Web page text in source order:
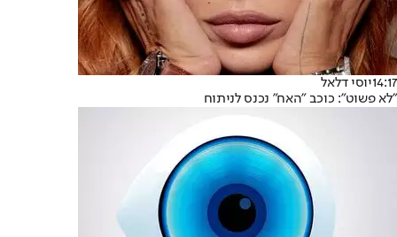
14:17יוסי דלאל
"לא פשוט": כוכב "האח" נכנס לניתוח